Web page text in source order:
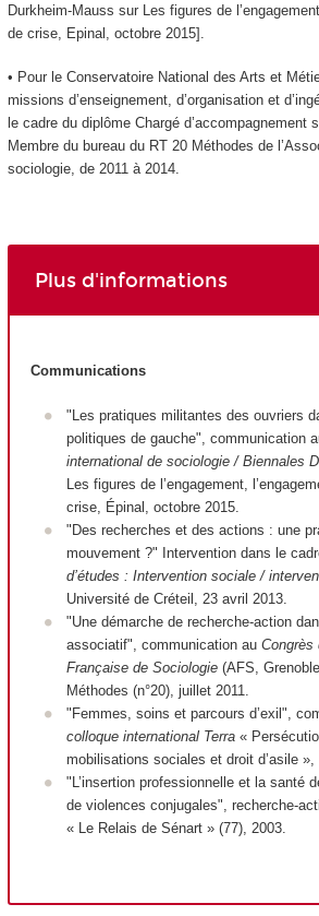
Durkheim-Mauss sur Les figures de
de crise, Epinal, octobre 2015].
• Pour le Conservatoire National des Arts et
missions d’enseignement, d’organisation et
le cadre du diplôme Chargé d’accompagnement
Membre du bureau du RT 20 Méthodes de
sociologie, de 2011 à 2014.
Plus d'informations
Communications
"Les pratiques militantes des ouvriers
politiques de gauche", communication
international de sociologie / Biennales
Les figures de l’engagement,
crise, Épinal, octobre 2015.
"Des recherches et des actions : une
mouvement ?" Intervention dans le
d’études : Intervention sociale /
Université de Créteil, 23 avril 2013.
"Une démarche de recherche-action
associatif", communication au Congrès
Française de Sociologie(AFS,
Méthodes (n°20), juillet 2011.
"Femmes, soins et parcours d’exil",
colloque international Terra«
mobilisations sociales et droit d’asile »,
"L’insertion professionnelle et la santé
de violences conjugales", recherche-
« Le Relais de Sénart » (77), 2003.